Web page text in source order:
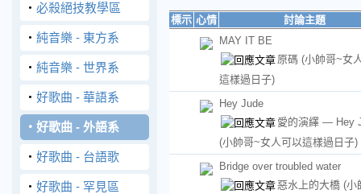
‧ 必殺絕技教學區
‧ 純音樂 - 東方系
‧ 純音樂 - 世界系
‧ 好歌曲 - 華語系
‧ 好歌曲 - 外語系
‧ 好歌曲 - 台語歌
‧ 好歌曲 - 罕見區
標示 心情
討論主題
MAY IT BE
原碼 (小帥哥~女
這樣過日子)
Hey Jude
愛的演繹 — Hey
(小帥哥~女人可以這樣過日子)
Bridge over troubled water
惡水上的大橋 (小